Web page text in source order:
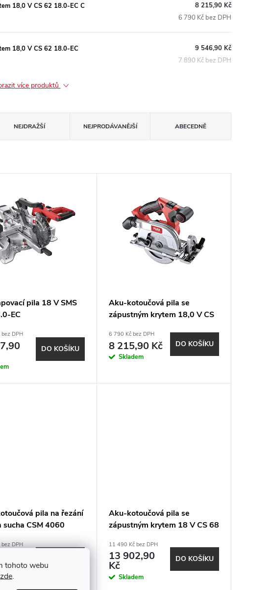
tohoto webu
zde.
18,0 V CS 62 18.0-EC C
8 215,90 Kč
6 790 Kč bez DPH
18,0 V CS 62 18.0-EC
9 546,90 Kč
7 890 Kč bez DPH
více produktů
NEJDRAŽŠÍ NEJPRODÁVANĚJŠÍ ABECEDNĚ
pila 18 V SMS
EC
DPH
DO KOŠÍKU
Aku-kotoučová pila se
zápustným krytem 18,0 V CS
6 790 Kč bez DPH
8 215,90 Kč
Skladem
DO KOŠÍKU
pila na řezání
sucha CSM 4060
DPH
Aku-kotoučová pila se
zápustným krytem 18 V CS 68
11 490 Kč bez DPH
13 902,90
Kč
Skladem
DO KOŠÍKU